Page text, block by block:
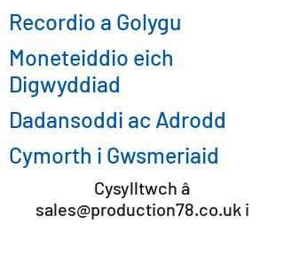
Recordio a Golygu
Moneteiddio eich
Digwyddiad
Dadansoddi ac Adrodd
Cymorth i Gwsmeriaid
Cysylltwch â
sales@production78.co.uki